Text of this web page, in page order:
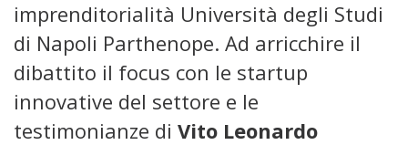
imprenditorialità Università degli Studi
di Napoli Parthenope. Ad arricchire il
dibattito il focus con le startup
innovative del settore e le
testimonianze di Vito Leonardo